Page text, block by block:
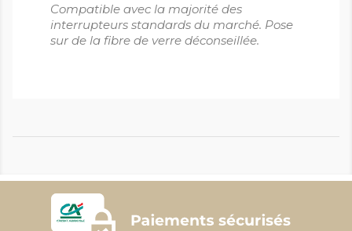
Compatible avec la majorité des
interrupteurs standards du marché. Pose
sur de la fibre de verre déconseillée.